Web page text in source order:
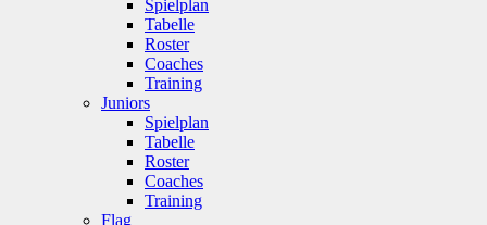
Spielplan
Tabelle
Roster
Coaches
Training
Juniors
Spielplan
Tabelle
Roster
Coaches
Training
Flag